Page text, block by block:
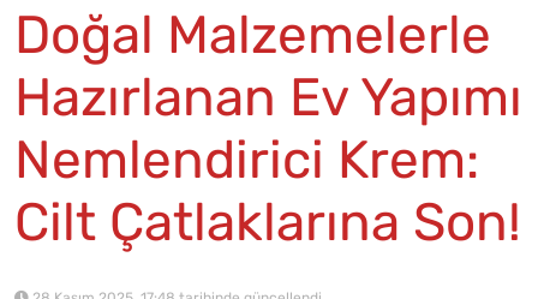
Doğal Malzemelerle
Hazırlanan Ev Yapımı
Nemlendirici Krem:
Cilt Çatlaklarına Son!